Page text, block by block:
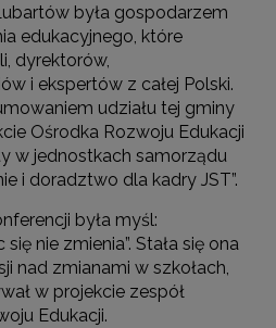
była gospodarzem
edukacyjnego, które
dyrektorów,
i ekspertów z całej Polski.
udziału tej gminy
Ośrodka Rozwoju Edukacji
w jednostkach samorządu
i doradztwo dla kadry JST”.
była myśl:
nie zmienia”. Stała się ona
nad zmianami w szkołach,
w projekcie zespół
Edukacji.